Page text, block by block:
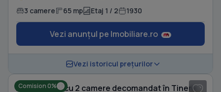
3 camere 65 mp Etaj 1 / 2 1930
Vezi anunțul pe Imobiliare.ro
Vezi istoricul prețurilor
Comision 0% Apartament cu 2 camere decomandat în Tineretului